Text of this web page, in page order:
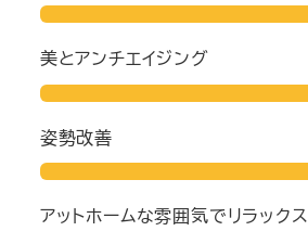
美とアンチエイジング
姿勢改善
アットホームな雰囲気でリラックス